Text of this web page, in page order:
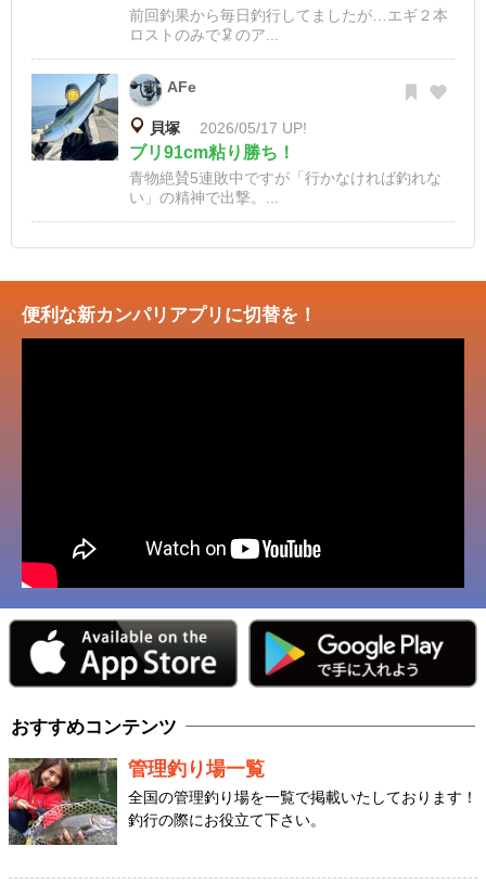
前回釣果から毎日釣行してましたが…エギ２本
ロストのみで🦑のア...
AFe
貝塚 2026/05/17 UP!
ブリ91cm粘り勝ち！
青物絶賛5連敗中ですが「行かなければ釣れな
い」の精神で出撃。...
便利な新カンパリアプリに切替を！
おすすめコンテンツ
管理釣り場一覧
全国の管理釣り場を一覧で掲載いたしております！
釣行の際にお役立て下さい。